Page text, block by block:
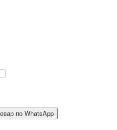
по WhatsApp